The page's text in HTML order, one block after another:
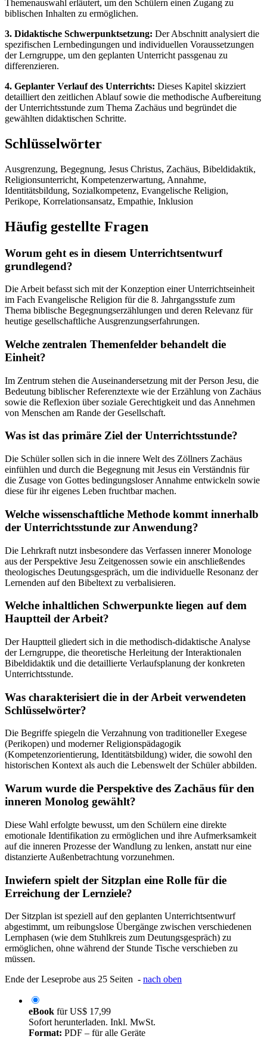
Themenauswahl erläutert, um den Schülern einen Zugang zu
biblischen Inhalten zu ermöglichen.
3. Didaktische Schwerpunktsetzung: Der Abschnitt analysiert die
spezifischen Lernbedingungen und individuellen Voraussetzungen
der Lerngruppe, um den geplanten Unterricht passgenau zu
differenzieren.
4. Geplanter Verlauf des Unterrichts: Dieses Kapitel skizziert
detailliert den zeitlichen Ablauf sowie die methodische Aufbereitung
der Unterrichtsstunde zum Thema Zachäus und begründet die
gewählten didaktischen Schritte.
Schlüsselwörter
Ausgrenzung, Begegnung, Jesus Christus, Zachäus, Bibeldidaktik,
Religionsunterricht, Kompetenzerwartung, Annahme,
Identitätsbildung, Sozialkompetenz, Evangelische Religion,
Perikope, Korrelationsansatz, Empathie, Inklusion
Häufig gestellte Fragen
Worum geht es in diesem Unterrichtsentwurf
grundlegend?
Die Arbeit befasst sich mit der Konzeption einer Unterrichtseinheit
im Fach Evangelische Religion für die 8. Jahrgangsstufe zum
Thema biblische Begegnungserzählungen und deren Relevanz für
heutige gesellschaftliche Ausgrenzungserfahrungen.
Welche zentralen Themenfelder behandelt die
Einheit?
Im Zentrum stehen die Auseinandersetzung mit der Person Jesu, die
Bedeutung biblischer Referenztexte wie der Erzählung von Zachäus
sowie die Reflexion über soziale Gerechtigkeit und das Annehmen
von Menschen am Rande der Gesellschaft.
Was ist das primäre Ziel der Unterrichtsstunde?
Die Schüler sollen sich in die innere Welt des Zöllners Zachäus
einfühlen und durch die Begegnung mit Jesus ein Verständnis für
die Zusage von Gottes bedingungsloser Annahme entwickeln sowie
diese für ihr eigenes Leben fruchtbar machen.
Welche wissenschaftliche Methode kommt innerhalb
der Unterrichtsstunde zur Anwendung?
Die Lehrkraft nutzt insbesondere das Verfassen innerer Monologe
aus der Perspektive Jesu Zeitgenossen sowie ein anschließendes
theologisches Deutungsgespräch, um die individuelle Resonanz der
Lernenden auf den Bibeltext zu verbalisieren.
Welche inhaltlichen Schwerpunkte liegen auf dem
Hauptteil der Arbeit?
Der Hauptteil gliedert sich in die methodisch-didaktische Analyse
der Lerngruppe, die theoretische Herleitung der Interaktionalen
Bibeldidaktik und die detaillierte Verlaufsplanung der konkreten
Unterrichtsstunde.
Was charakterisiert die in der Arbeit verwendeten
Schlüsselwörter?
Die Begriffe spiegeln die Verzahnung von traditioneller Exegese
(Perikopen) und moderner Religionspädagogik
(Kompetenzorientierung, Identitätsbildung) wider, die sowohl den
historischen Kontext als auch die Lebenswelt der Schüler abbilden.
Warum wurde die Perspektive des Zachäus für den
inneren Monolog gewählt?
Diese Wahl erfolgte bewusst, um den Schülern eine direkte
emotionale Identifikation zu ermöglichen und ihre Aufmerksamkeit
auf die inneren Prozesse der Wandlung zu lenken, anstatt nur eine
distanzierte Außenbetrachtung vorzunehmen.
Inwiefern spielt der Sitzplan eine Rolle für die
Erreichung der Lernziele?
Der Sitzplan ist speziell auf den geplanten Unterrichtsentwurf
abgestimmt, um reibungslose Übergänge zwischen verschiedenen
Lernphasen (wie dem Stuhlkreis zum Deutungsgespräch) zu
ermöglichen, ohne während der Stunde Tische verschieben zu
müssen.
Ende der Leseprobe aus 25 Seiten - nach oben
eBook fürUS$ 17,99
Sofort herunterladen. Inkl. MwSt.
Format: PDF – für alle Geräte